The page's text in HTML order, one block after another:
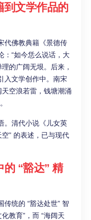
到文学作品的
代佛教典籍《景德传
：“如今恁么说话，大
的广阔无垠。后来，
入文学创作中。南宋
空浪若雷，钱塘潮涌
。清代小说《儿女英
” 的表述，已与现代
“豁达” 精
传统的 “豁达处世” 智
教育”，而 “海阔天